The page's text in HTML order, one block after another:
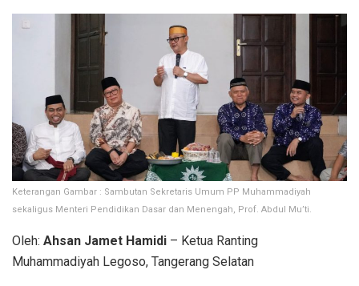
Keterangan Gambar : Sambutan Sekretaris Umum PP Muhammadiyah
sekaligus Menteri Pendidikan Dasar dan Menengah, Prof. Abdul Mu’ti.
Oleh: Ahsan Jamet Hamidi – Ketua Ranting
Muhammadiyah Legoso, Tangerang Selatan